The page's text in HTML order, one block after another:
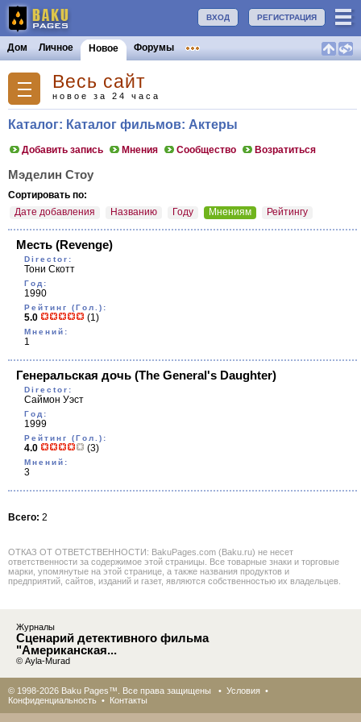
РЕГИСТРАЦИЯ
ВХОД
Дом Личное Новое Форумы
Весь сайт
новое за 24 часа
Каталог: Каталог фильмов: Актеры
Добавить запись Мнения Сообщество Возратиться
Мэделин Стоу
Сортировать по:
Дате добавления
Названию Году Мнениям Рейтингу
Месть (Revenge)
Director:
Тони Скотт
Год:
1990
Рейтинг (Гол.):
5.0 (1)
Мнений:
1
Генеральская дочь (The General's Daughter)
Director:
Саймон Уэст
Год:
1999
Рейтинг (Гол.):
4.0 (3)
Мнений:
3
Всего: 2
ОТКАЗ ОТ ОТВЕТСТВЕННОСТИ: BakuPages.com (Baku.ru) не несет
ответственности за содержимое этой страницы. Все товарные знаки и торговые
марки, упомянутые на этой странице, а также названия продуктов и
предприятий, сайтов, изданий и газет, являются собственностью их владельцев.
Журналы
Сценарий детективного фильма
"Американская...
© Ayla-Murad
© 1998-2026 Baku Pages™. Все права защищены • Условия •
Конфиденциальность • Контакты